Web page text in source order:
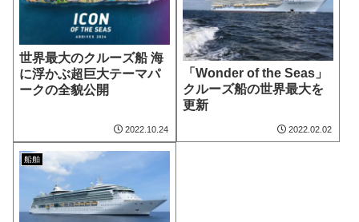
世界最大のクルーズ船 海
に浮かぶ超巨大テーマパ
ークの全貌公開
2022.10.24
「Wonder of the Seas」
クルーズ船の世界最大を
更新
2022.02.02
船舶